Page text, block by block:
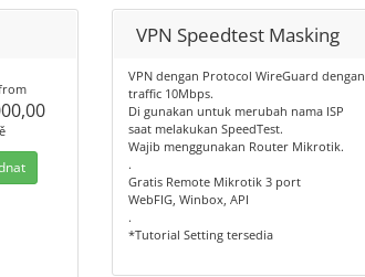
VPN Speedtest Masking
VPN dengan Protocol WireGuard dengan
traffic 10Mbps.
Di gunakan untuk merubah nama ISP
saat melakukan SpeedTest.
Wajib menggunakan Router Mikrotik.
.
Gratis Remote Mikrotik 3 port
WebFIG, Winbox, API
.
*Tutorial Setting tersedia